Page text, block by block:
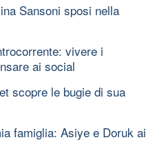
Sansoni sposi nella
vivere i
ai social
scopre le bugie di sua
famiglia: Asiye e Doruk ai